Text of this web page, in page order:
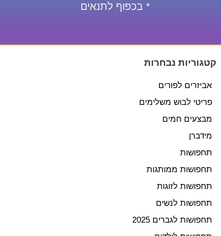
* בכפוף לתנאים
קטגוריות נבחרות
אביזרים לפורים
פריטי לבוש משלימים
מבצעים חמים
מידברן
תחפושות
תחפושות ממותגות
תחפושות לזוגות
תחפושות לנשים
תחפושות לגברים 2025